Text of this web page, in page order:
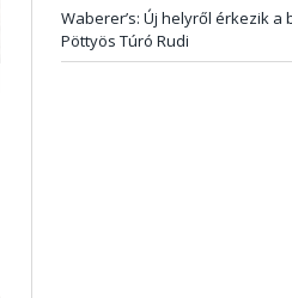
Waberer’s: Új helyről érkezik a
Pöttyös Túró Rudi